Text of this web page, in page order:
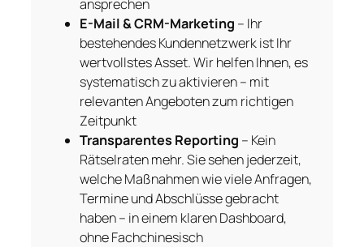
ansprechen
E-Mail & CRM-Marketing – Ihr
bestehendes Kundennetzwerk ist Ihr
wertvollstes Asset. Wir helfen Ihnen, es
systematisch zu aktivieren – mit
relevanten Angeboten zum richtigen
Zeitpunkt
Transparentes Reporting – Kein
Rätselraten mehr. Sie sehen jederzeit,
welche Maßnahmen wie viele Anfragen,
Termine und Abschlüsse gebracht
haben – in einem klaren Dashboard,
ohne Fachchinesisch